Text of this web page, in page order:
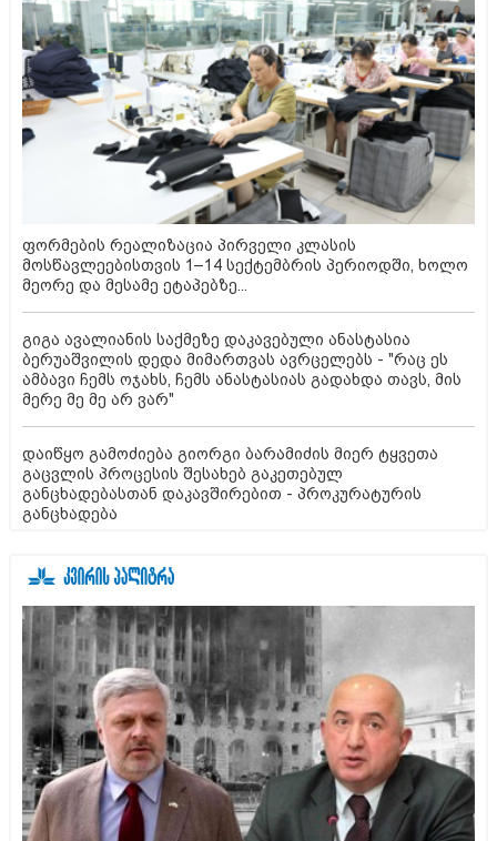
ფორმების რეალიზაცია პირველი კლასის
მოსწავლეებისთვის 1–14 სექტემბრის პერიოდში, ხოლო
მეორე და მესამე ეტაპებზე...
გიგა ავალიანის საქმეზე დაკავებული ანასტასია
ბერუაშვილის დედა მიმართვას ავრცელებს - "რაც ეს
ამბავი ჩემს ოჯახს, ჩემს ანასტასიას გადახდა თავს, მის
მერე მე მე არ ვარ"
დაიწყო გამოძიება გიორგი ბარამიძის მიერ ტყვეთა
გაცვლის პროცესის შესახებ გაკეთებულ
განცხადებასთან დაკავშირებით - პროკურატურის
განცხადება